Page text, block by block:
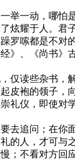
一动，哪怕
耀于人。
嗦都是不对
《尚书》
读些杂书，
皮袍的领子
仪，即使
追问；在你
人，才可
不看对方